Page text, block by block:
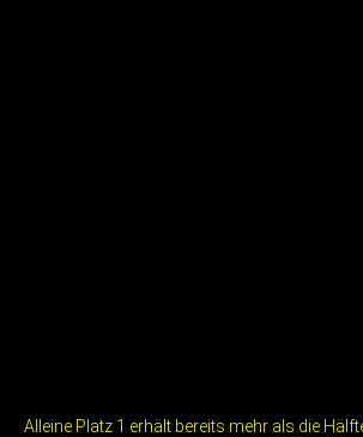
Alleine Platz 1 erhält bereits mehr als die